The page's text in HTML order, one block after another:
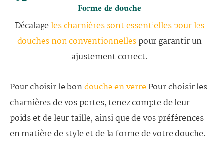
Forme de douche
Décalageles charnières sont essentielles pour les
douches non conventionnellespour garantir un
ajustement correct.
Pour choisir le bondouche en verrePour choisir les
charnières de vos portes, tenez compte de leur
poids et de leur taille, ainsi que de vos préférences
en matière de style et de la forme de votre douche.